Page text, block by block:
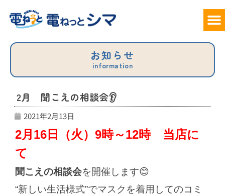
お知らせ
information
2月 聞こえの相談会👂
2021年2月13日
2月16日（火）9時～12時 当店に
て
聞こえの相談会を開催します😊
“新しい生活様式”でマスクを着用してのコミ